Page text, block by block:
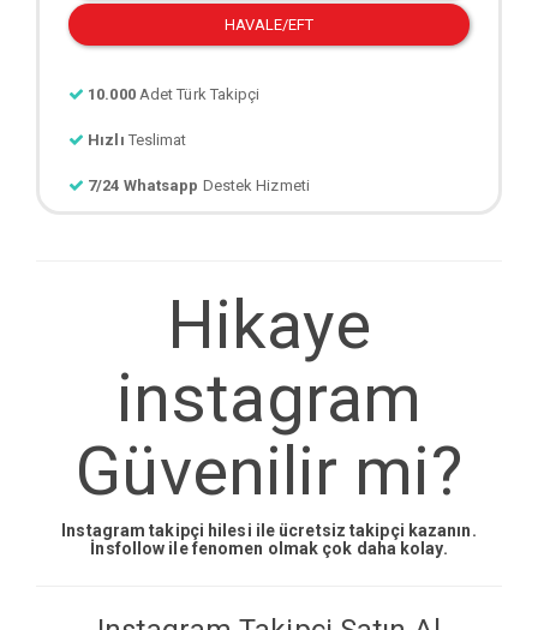
HAVALE/EFT
10.000 Adet Türk Takipçi
Hızlı Teslimat
7/24 Whatsapp Destek Hizmeti
Hikaye
instagram
Güvenilir mi?
Instagram takipçi hilesi ile ücretsiz takipçi kazanın.
İnsfollow ile fenomen olmak çok daha kolay.